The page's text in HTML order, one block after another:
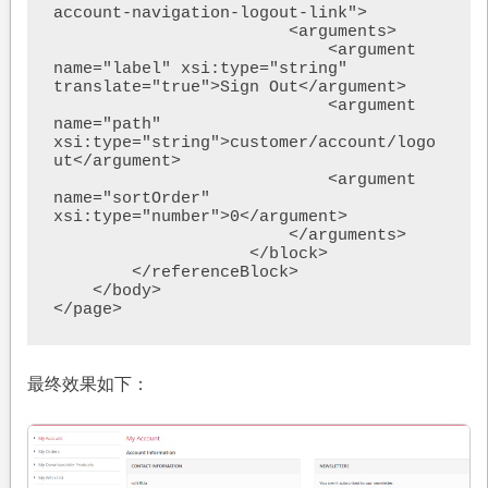
account-navigation-logout-link">
name="label" xsi:type="string"
translate="true">Sign Out</argument>
name="path"
xsi:type="string">customer/account/logo
ut</argument>
name="sortOrder"
xsi:type="number">0</argument>
</page>
最终效果如下：